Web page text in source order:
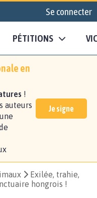
Se connecter
PÉTITIONS
en
!
auteurs
Je signe
Exilée, trahie,
hongrois !